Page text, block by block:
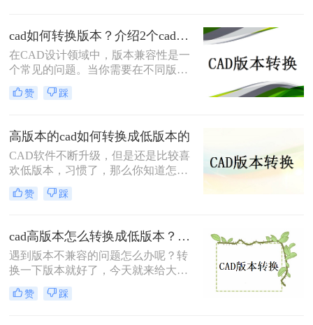
本，导致无法直接打开高版本的CAD
文件。此时，将CAD高版本转换成低
版本就显得尤为重要。那么怎么从
介绍几种将CAD高版本转换成低版本
cad如何转换版本？介绍2个cad版本转换方法！
在CAD设计领域中，版本兼容性是一
个常见的问题。当你需要在不同版本
的CAD软件之间进行文件转换时，可
能会遇到一些困扰。那么cad如何转换
的方法，帮助你解决CAD版本转换的
问题。
赞 踩
高版本的cad如何转换成低版本的
CAD软件不断升级，但是还是比较喜
欢低版本，习惯了，那么你知道怎么
高版本的cad如何转换成低版本的吗？
今天我们来谈谈如何cad版本转换器，
你的朋友，希望能帮助到大家哦。
赞 踩
cad高版本怎么转换成低版本？推荐这三种方法给大家！
遇到版本不兼容的问题怎么办呢？转
换一下版本就好了，今天就来给大家
讲讲cad高版本怎么转换成低版本的事
项，工作中经常会遇到这样的问题，
赞 踩